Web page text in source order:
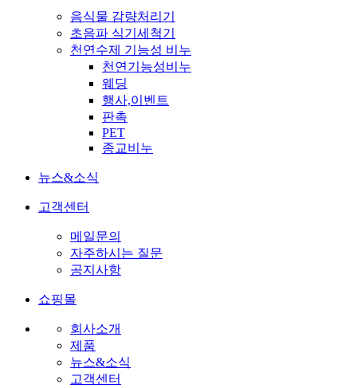
음식물 감량처리기
초음파 식기세척기
천연수제 기능성 비누
천연기능성비누
웨딩
행사,이벤트
판촉
PET
종교비누
뉴스&소식
고객센터
메일문의
자주하시는 질문
공지사항
쇼핑몰
회사소개
제품
뉴스&소식
고객센터